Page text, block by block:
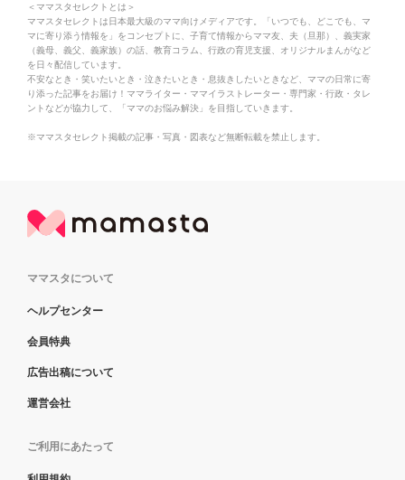
＜ママスタセレクトとは＞
ママスタセレクトは日本最大級のママ向けメディアです。「いつでも、どこでも、マ
マに寄り添う情報を」をコンセプトに、子育て情報からママ友、夫（旦那）、義実家
（義母、義父、義家族）の話、教育コラム、行政の育児支援、オリジナルまんがなど
を日々配信しています。
不安なとき・笑いたいとき・泣きたいとき・息抜きしたいときなど、ママの日常に寄
り添った記事をお届け！ママライター・ママイラストレーター・専門家・行政・タレ
ントなどが協力して、「ママのお悩み解決」を目指していきます。
※ママスタセレクト掲載の記事・写真・図表など無断転載を禁止します。
ママスタについて
ヘルプセンター
会員特典
広告出稿について
運営会社
ご利用にあたって